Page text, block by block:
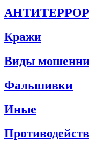
АНТИТЕРРОР
Кражи
Виды
Фальшивки
Иные